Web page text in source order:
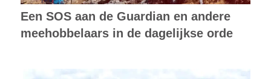
Een SOS aan de Guardian en andere
meehobbelaars in de dagelijkse orde